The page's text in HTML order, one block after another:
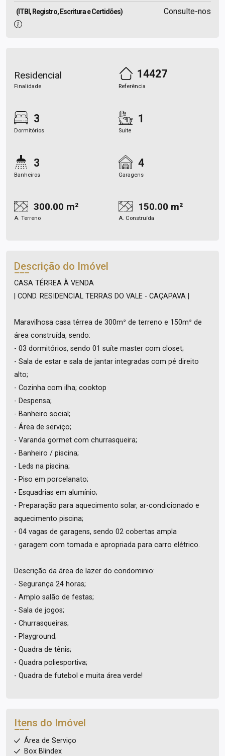
(ITBI, Registro, Escritura e Certidões) Consulte-nos
Residencial
Finalidade
14427
Referência
3
Dormitórios
1
Suite
3
Banheiros
4
Garagens
300.00 m²
A. Terreno
150.00 m²
A. Construída
Descrição do Imóvel
CASA TÉRREA À VENDA
| COND. RESIDENCIAL TERRAS DO VALE - CAÇAPAVA |
Maravilhosa casa térrea de 300m² de terreno e 150m² de
área construída, sendo:
- 03 dormitórios, sendo 01 suíte master com closet;
- Sala de estar e sala de jantar integradas com pé direito
alto;
- Cozinha com ilha; cooktop
- Despensa;
- Banheiro social;
- Área de serviço;
- Varanda gormet com churrasqueira;
- Banheiro / piscina;
- Leds na piscina;
- Piso em porcelanato;
- Esquadrias em alumínio;
- Preparação para aquecimento solar, ar-condicionado e
aquecimento piscina;
- 04 vagas de garagens, sendo 02 cobertas ampla
- garagem com tomada e apropriada para carro elétrico.
Descrição da área de lazer do condominio:
- Segurança 24 horas;
- Amplo salão de festas;
- Sala de jogos;
- Churrasqueiras;
- Playground;
- Quadra de tênis;
- Quadra poliesportiva;
- Quadra de futebol e muita área verde!
Itens do Imóvel
Área de Serviço
Box Blindex